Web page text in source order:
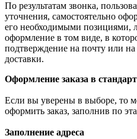
По результатам звонка,
уточнения, самостоятельно
его необходимыми позициями,
оформление в том виде, в
подтверждение на почту или
доставки.
Оформление заказа в
Если вы уверены в выборе, то
оформить заказ, заполнив по
Заполнение адреса